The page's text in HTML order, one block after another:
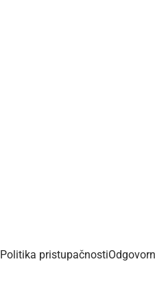
Politika pristupačnosti